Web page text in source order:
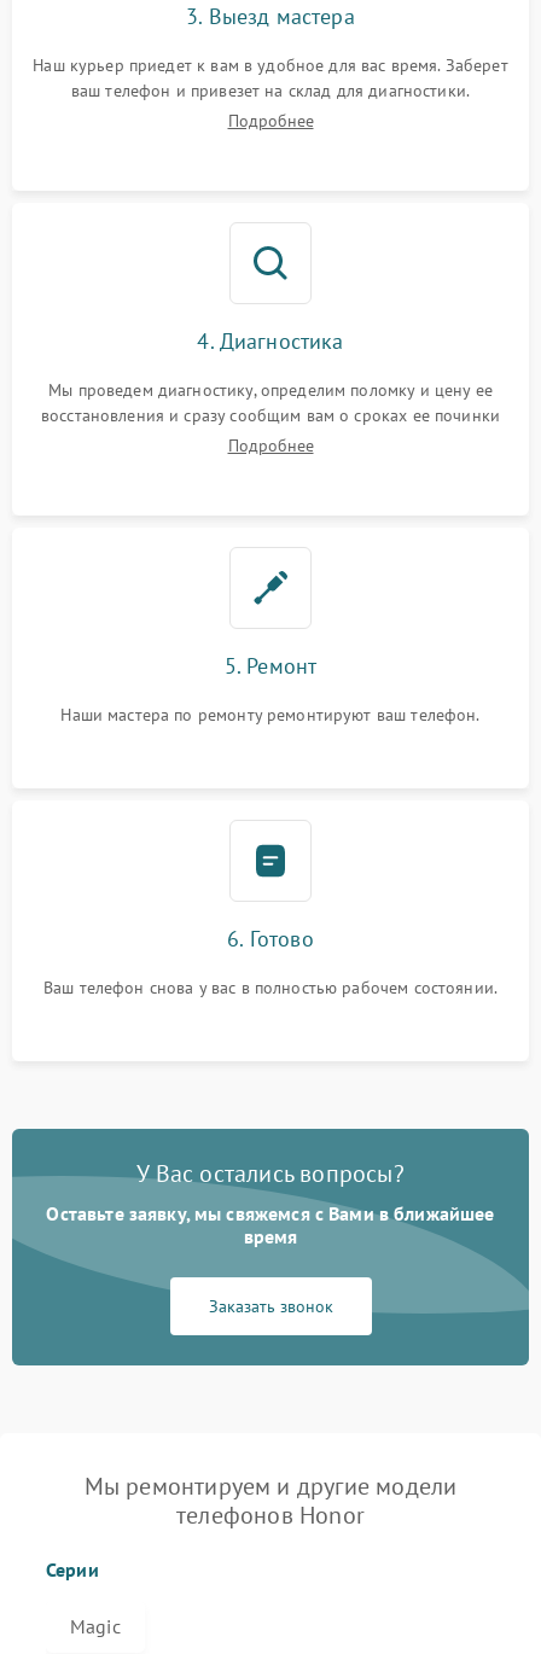
3. Выезд мастера
Наш курьер приедет к вам в удобное для вас время. Заберет
ваш телефон и привезет на склад для диагностики.
Подробнее
4. Диагностика
Мы проведем диагностику, определим поломку и цену ее
восстановления и сразу сообщим вам о сроках ее починки
Подробнее
5. Ремонт
Наши мастера по ремонту ремонтируют ваш телефон.
6. Готово
Ваш телефон снова у вас в полностью рабочем состоянии.
У Вас остались вопросы?
Оставьте заявку, мы свяжемся с Вами в ближайшее
время
Заказать звонок
Мы ремонтируем и другие модели
телефонов Honor
Серии
Magic